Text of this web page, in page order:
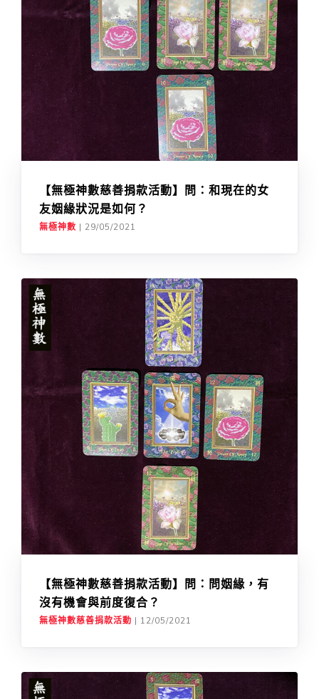
【無極神數慈善捐款活動】問：和現在的女
友姻緣狀況是如何？
無極神數 | 29/05/2021
【無極神數慈善捐款活動】問：問姻緣，有
沒有機會與前度復合？
無極神數慈善捐款活動 | 12/05/2021